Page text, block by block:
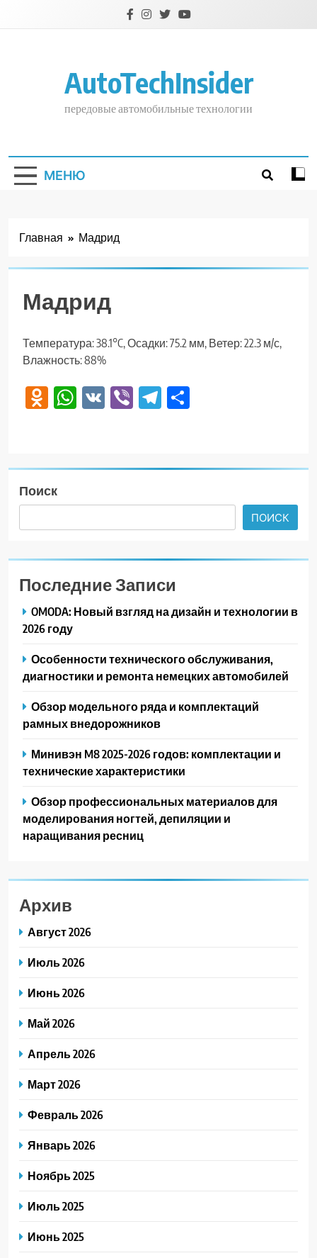
AutoTechInsider
передовые автомобильные технологии
МЕНЮ
Главная Мадрид
Мадрид
Температура: 38.1°C, Осадки: 75.2 мм, Ветер: 22.3 м/с,
Влажность: 88%
Odnoklassniki
WhatsApp
VK ViberTelegram
Поиск
ПОИСК
Последние Записи
OMODA: Новый взгляд на дизайн и технологии в
2026 году
Особенности технического обслуживания,
диагностики и ремонта немецких автомобилей
Обзор модельного ряда и комплектаций
рамных внедорожников
Минивэн M8 2025-2026 годов: комплектации и
технические характеристики
Обзор профессиональных материалов для
моделирования ногтей, депиляции и
наращивания ресниц
Архив
Август 2026
Июль 2026
Июнь 2026
Май 2026
Апрель 2026
Март 2026
Февраль 2026
Январь 2026
Ноябрь 2025
Июль 2025
Июнь 2025